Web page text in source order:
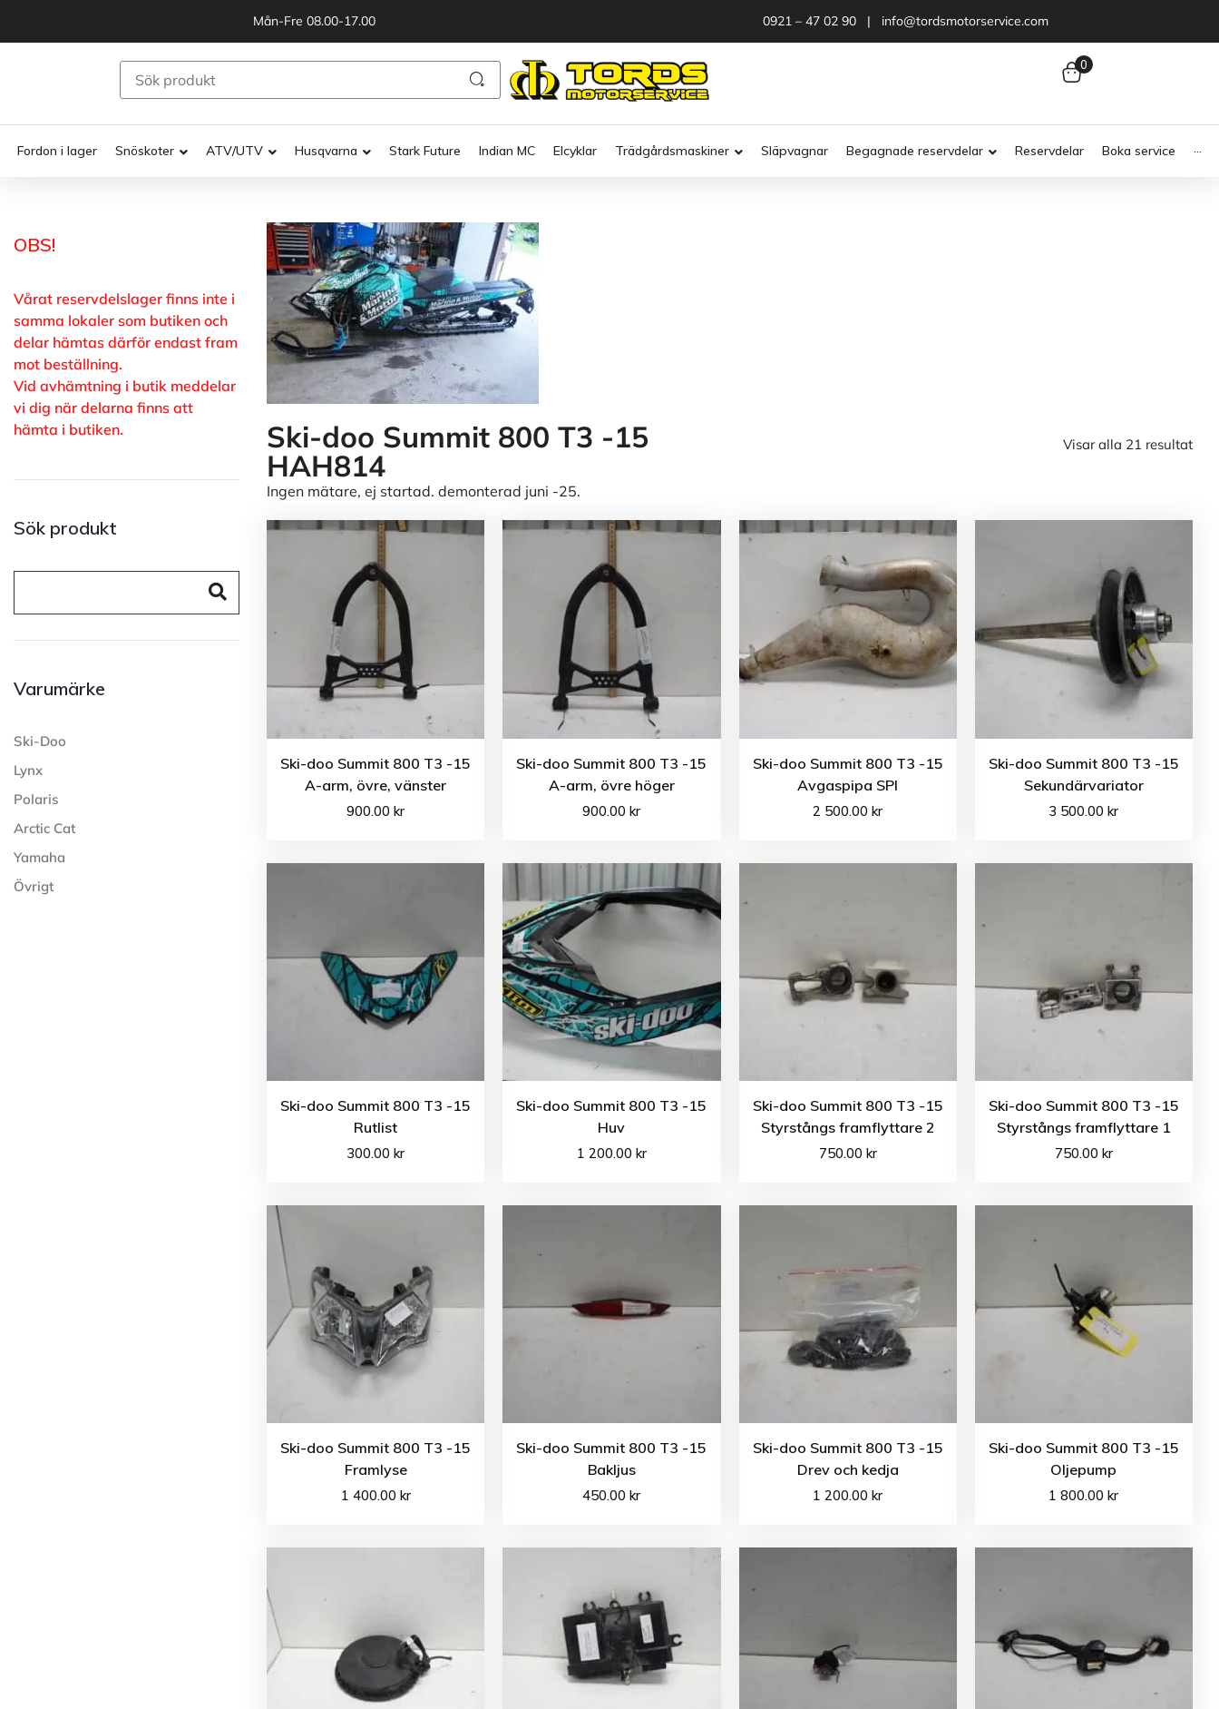
Mån-Fre 08.00-17.00 0921 – 47 02 90 | info@tordsmotorservice.com
0
Fordon i lager Snöskoter ATV/UTV Husqvarna Stark Future Indian MC Elcyklar Trädgårdsmaskiner Släpvagnar Begagnade reservdelar Reservdelar Boka service ···
OBS!
Vårat reservdelslager finns inte i
samma lokaler som butiken och
delar hämtas därför endast fram
mot beställning.
Vid avhämtning i butik meddelar
vi dig när delarna finns att
hämta i butiken.
Sök produkt
Varumärke
Ski-Doo
Lynx
Polaris
Arctic Cat
Yamaha
Övrigt
Ski-doo Summit 800 T3 -15
HAH814
Visar alla 21 resultat
Ingen mätare, ej startad. demonterad juni -25.
Ski-doo Summit 800 T3 -15
A-arm, övre, vänster
900.00kr
Ski-doo Summit 800 T3 -15
A-arm, övre höger
900.00kr
Ski-doo Summit 800 T3 -15
Avgaspipa SPI
2 500.00kr
Ski-doo Summit 800 T3 -15
Sekundärvariator
3 500.00kr
Ski-doo Summit 800 T3 -15
Rutlist
300.00kr
Ski-doo Summit 800 T3 -15
Huv
1 200.00 kr
Ski-doo Summit 800 T3 -15
Styrstångs framflyttare 2
750.00 kr
Ski-doo Summit 800 T3 -15
Styrstångs framflyttare 1
750.00 kr
Ski-doo Summit 800 T3 -15
Framlyse
1 400.00 kr
Ski-doo Summit 800 T3 -15
Bakljus
450.00kr
Ski-doo Summit 800 T3 -15
Drev och kedja
1 200.00kr
Ski-doo Summit 800 T3 -15
Oljepump
1 800.00kr